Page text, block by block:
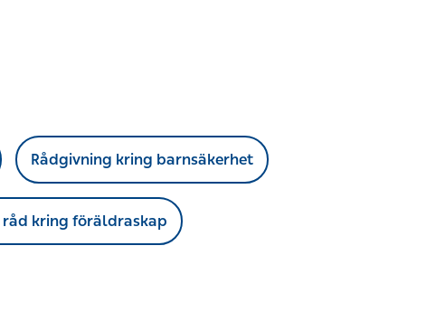
Rådgivning kring barnsäkerhet
råd kring föräldraskap